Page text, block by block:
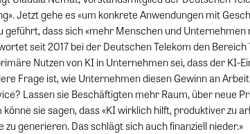
Jetzt gehe es «um konkrete Anwendungen mit
geführt, dass sich «mehr Menschen und
seit 2017 bei der Deutschen Telekom den Bereich
Nutzen von KI in Unternehmen sei, dass der KI-
Frage ist, wie Unternehmen diesen Gewinn an
Lassen sie Beschäftigten mehr Raum, über neue
sie sagen, dass «KI wirklich hilft, produktiver zu
zu generieren. Das schlägt sich auch finanziell nieder.»